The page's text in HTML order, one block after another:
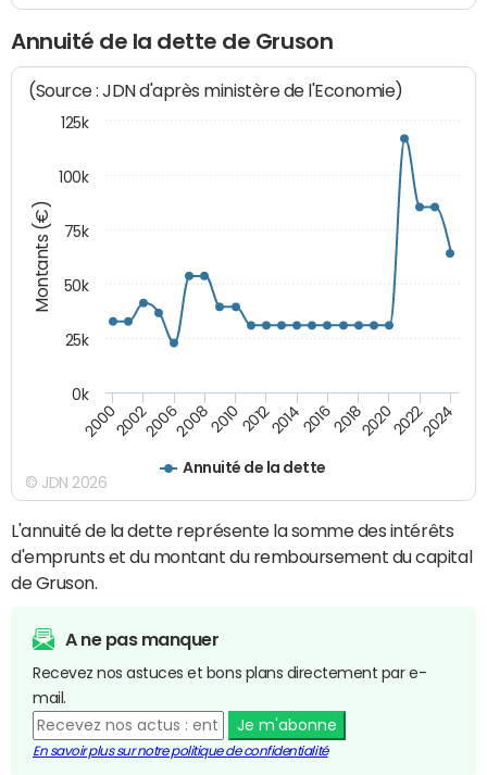
Annuité de la dette de Gruson
Montants (€)
(Source : JDN d'après ministère de l'Economie)
Annuité de la dette
200020022006200820102012201420162018202020222024
0k
25k
50k
75k
100k
125k
© JDN 2026
L'annuité de la dette représente la somme des intérêts
d'emprunts et du montant du remboursement du capital
de Gruson.
A ne pas manquer
Recevez nos astuces et bons plans directement par e-
mail.
Je m'abonne
En savoir plus sur notre politique de confidentialité